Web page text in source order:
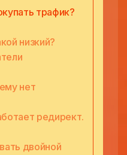
трафик?
низкий?
нет
редирект.
двойной